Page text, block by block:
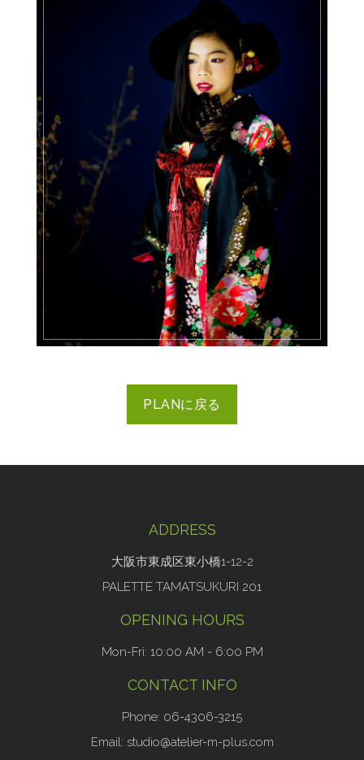
PLANに戻る
ADDRESS
大阪市東成区東小橋1-12-2
PALETTE TAMATSUKURI 201
OPENING HOURS
Mon-Fri: 10:00 AM - 6:00 PM
CONTACT INFO
Phone: 06-4306-3215
Email: studio@atelier-m-plus.com